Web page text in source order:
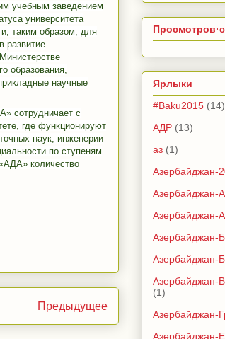
учебным заведением
университета
таким образом, для
развитие
образования,
научные
сотрудничает с
где функционируют
наук, инженерии
по ступеням
количество
Предыдущее
Ярлыки
#Baku2015 (14)
АДР (13)
аз (1)
Азербайджан-
Азербайджан-
Азербайджан-
Азербайджан-
Азербайджан-
Азербайджан-
(1)
Азербайджан-
Азербайджан-